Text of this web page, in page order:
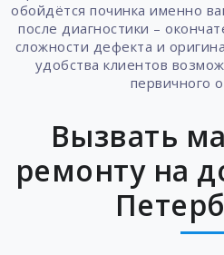
обойдётся починка именно
после диагностики –
сложности дефекта и
удобства клиентов
первичного
Вызвать
ремонту на